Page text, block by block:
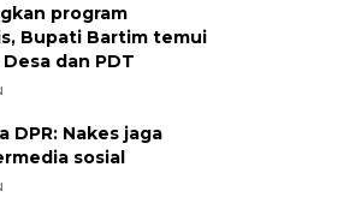
program
Bupati Bartim temui
dan PDT
DPR: Nakes jaga
sosial